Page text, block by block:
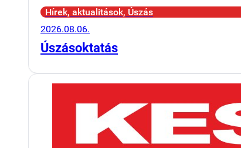
Hírek, aktualitások, Úszás
2026.08.06.
Úszásoktatás